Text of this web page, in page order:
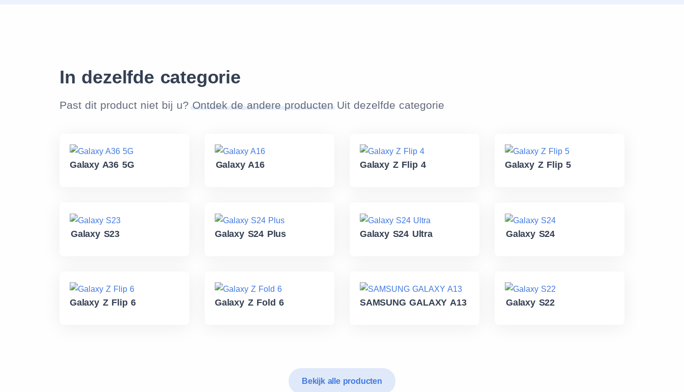
In dezelfde categorie
Past dit product niet bij u?Ontdek de andere productenUit dezelfde categorie
Galaxy A36 5G Galaxy A16 Galaxy Z Flip 4 Galaxy Z Flip 5
Galaxy S23 Galaxy S24 Plus Galaxy S24 Ultra Galaxy S24
Galaxy Z Flip 6 Galaxy Z Fold 6 SAMSUNG GALAXY A13 Galaxy S22
Bekijk alle producten